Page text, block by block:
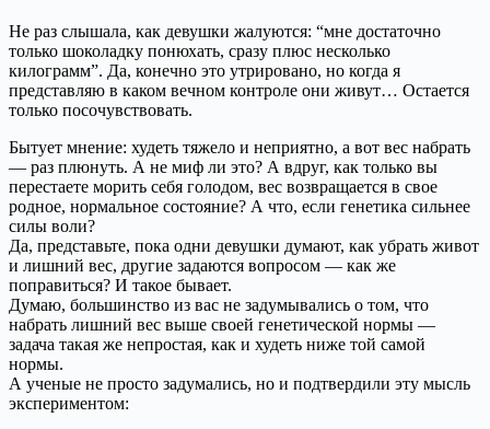
Не раз слышала, как девушки жалуются: “мне достаточно
только шоколадку понюхать, сразу плюс несколько
килограмм”. Да, конечно это утрировано, но когда я
представляю в каком вечном контроле они живут… Остается
только посочувствовать.
Бытует мнение: худеть тяжело и неприятно, а вот вес набрать
— раз плюнуть. А не миф ли это? А вдруг, как только вы
перестаете морить себя голодом, вес возвращается в свое
родное, нормальное состояние? А что, если генетика сильнее
силы воли?
Да, представьте, пока одни девушки думают, как убрать живот
и лишний вес, другие задаются вопросом — как же
поправиться? И такое бывает.
Думаю, большинство из вас не задумывались о том, что
набрать лишний вес выше своей генетической нормы —
задача такая же непростая, как и худеть ниже той самой
нормы.
А ученые не просто задумались, но и подтвердили эту мысль
экспериментом: